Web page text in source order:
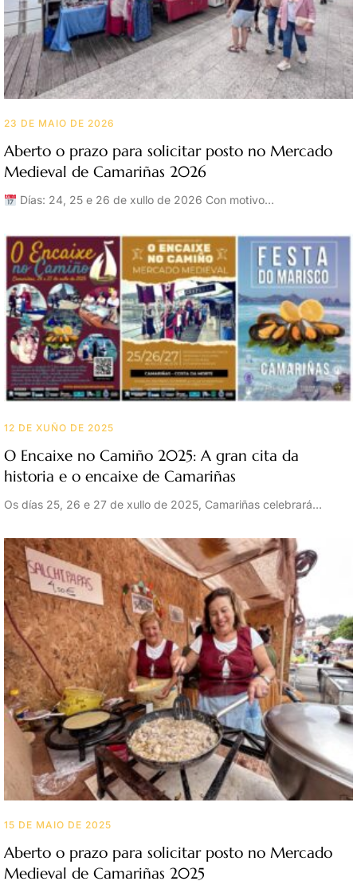
23 DE MAIO DE 2026
Aberto o prazo para solicitar posto no Mercado
Medieval de Camariñas 2026
Días: 24, 25 e 26 de xullo de 2026 Con motivo…
12 DE XUÑO DE 2025
O Encaixe no Camiño 2025: A gran cita da
historia e o encaixe de Camariñas
Os días 25, 26 e 27 de xullo de 2025, Camariñas celebrará…
15 DE MAIO DE 2025
Aberto o prazo para solicitar posto no Mercado
Medieval de Camariñas 2025